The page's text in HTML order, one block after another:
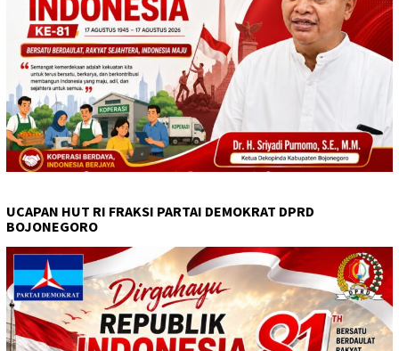
UCAPAN HUT RI FRAKSI PARTAI DEMOKRAT DPRD
BOJONEGORO